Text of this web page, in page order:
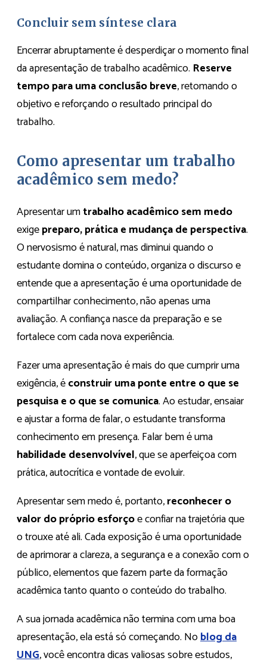
Concluir sem síntese clara
Encerrar abruptamente é desperdiçar o momento final
da apresentação de trabalho acadêmico. Reserve
tempo para uma conclusão breve, retomando o
objetivo e reforçando o resultado principal do
trabalho.
Como apresentar um trabalho
acadêmico sem medo?
Apresentar umtrabalho acadêmico sem medo
exigepreparo, prática e mudança de perspectiva.
O nervosismo é natural, mas diminui quando o
estudante domina o conteúdo, organiza o discurso e
entende que a apresentação é uma oportunidade de
compartilhar conhecimento, não apenas uma
avaliação. A confiança nasce da preparação e se
fortalece com cada nova experiência.
Fazer uma apresentação é mais do que cumprir uma
exigência, éconstruir uma ponte entre o que se
pesquisa e o que se comunica. Ao estudar, ensaiar
e ajustar a forma de falar, o estudante transforma
conhecimento em presença. Falar bem é uma
habilidade desenvolvível, que se aperfeiçoa com
prática, autocrítica e vontade de evoluir.
Apresentar sem medo é, portanto,reconhecer o
valor do próprio esforçoe confiar na trajetória que
o trouxe até ali. Cada exposição é uma oportunidade
de aprimorar a clareza, a segurança e a conexão com o
público, elementos que fazem parte da formação
acadêmica tanto quanto o conteúdo do trabalho.
A sua jornada acadêmica não termina com uma boa
apresentação, ela está só começando. Noblog da
UNG, você encontra dicas valiosas sobre estudos,